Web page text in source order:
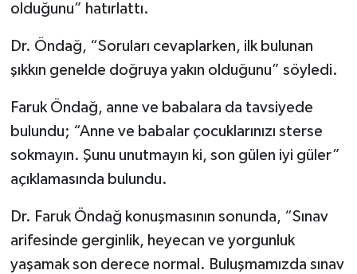
olduğunu” hatırlattı.
Dr. Öndağ, “Soruları cevaplarken, ilk bulunan
şıkkın genelde doğruya yakın olduğunu” söyledi.
Faruk Öndağ, anne ve babalara da tavsiyede
bulundu; “Anne ve babalar çocuklarınızı sterse
sokmayın. Şunu unutmayın ki, son gülen iyi güler”
açıklamasında bulundu.
Dr. Faruk Öndağ konuşmasının sonunda, “Sınav
arifesinde gerginlik, heyecan ve yorgunluk
yaşamak son derece normal. Buluşmamızda sınav